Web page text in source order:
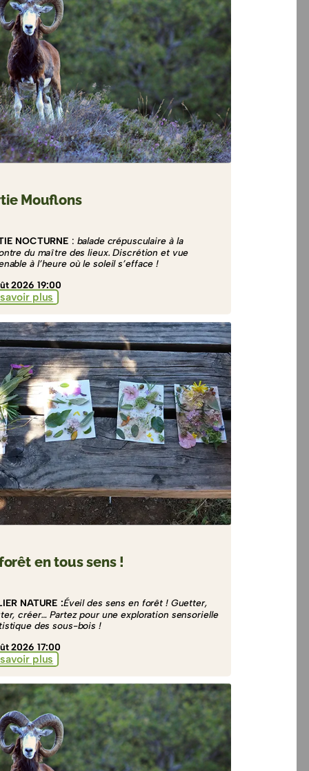
Mouflons
NOCTURNE : balade crépusculaire à la
du maître des lieux. Discrétion et vue
à l’heure où le soleil s’efface !
2026 19:00
plus
en tous sens !
NATURE :Éveil des sens en forêt ! Guetter,
créer… Partez pour une exploration sensorielle
des sous-bois !
2026 17:00
plus